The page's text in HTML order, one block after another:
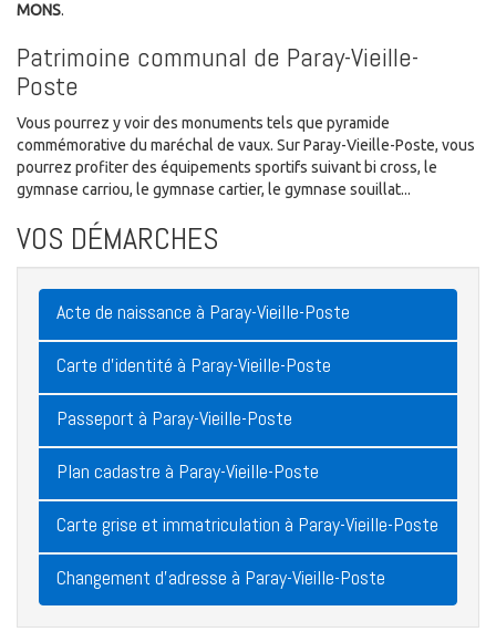
MONS.
Patrimoine communal de Paray-Vieille-
Poste
Vous pourrez y voir des monuments tels que pyramide
commémorative du maréchal de vaux. Sur Paray-Vieille-Poste, vous
pourrez profiter des équipements sportifs suivant bi cross, le
gymnase carriou, le gymnase cartier, le gymnase souillat...
VOS DÉMARCHES
Acte de naissance à Paray-Vieille-Poste
Carte d'identité à Paray-Vieille-Poste
Passeport à Paray-Vieille-Poste
Plan cadastre à Paray-Vieille-Poste
Carte grise et immatriculation à Paray-Vieille-Poste
Changement d'adresse à Paray-Vieille-Poste